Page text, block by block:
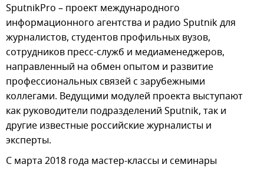
SputnikPro – проект международного
информационного агентства и радио Sputnik для
журналистов, студентов профильных вузов,
сотрудников пресс-служб и медиаменеджеров,
направленный на обмен опытом и развитие
профессиональных связей с зарубежными
коллегами. Ведущими модулей проекта выступают
как руководители подразделений Sputnik, так и
другие известные российские журналисты и
эксперты.
С марта 2018 года мастер-классы и семинары